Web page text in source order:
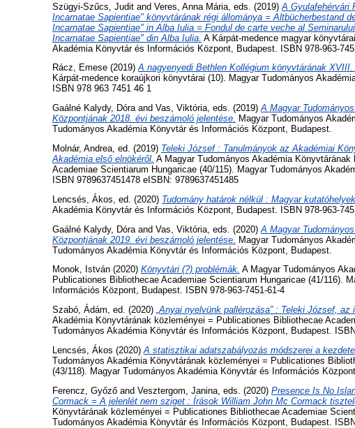
Szügyi-Szűcs, Judit and Veres, Anna Mária , eds. (2019) A Gyulafehérvári
Incarnatae Sapientiae" könyvtárának régi állománya = Altbücherbestand
Incarnatae Sapientiae" in Alba Iulia = Fondul de carte veche al
Incarnatae Sapientiae" din Alba Iulia. A Kárpát-medence magyar
Akadémia Könyvtár és Információs Központ, Budapest. ISBN 978-963-
Rácz, Emese (2019)A nagyenyedi Bethlen Kollégium könyvtárának
Kárpát-medence koraújkori könyvtárai (10). Magyar Tudományos
ISBN 978 963 7451 46 1
Gaálné Kalydy, Dóraand Vas, Viktória, eds. (2019)A Magyar
Központjának 2018. évi beszámoló jelentése. Magyar Tudományos
Tudományos Akadémia Könyvtár és Információs Központ, Budapest.
Molnár, Andrea , ed. (2019) Teleki József : Tanulmányok az Akadémiai
Akadémia első elnökéről. A Magyar Tudományos Akadémia
Academiae Scientiarum Hungaricae (40/115). Magyar Tudományos
ISBN 9789637451478 eISBN: 9789637451485
Lencsés, Ákos , ed. (2020) Tudomány határok nélkül : Magyar
Akadémia Könyvtár és Információs Központ, Budapest. ISBN 978-963-
Gaálné Kalydy, Dóra and Vas, Viktória , eds. (2020) A Magyar
Központjának 2019. évi beszámoló jelentése. Magyar Tudományos
Tudományos Akadémia Könyvtár és Információs Központ, Budapest.
Monok, István (2020) Könyvtári (?) problémák. A Magyar Tudományos
Publicationes Bibliothecae Academiae Scientiarum Hungaricae (41/116).
Információs Központ, Budapest. ISBN 978-963-7451-61-4
Szabó, Ádám, ed. (2020) „Anyai nyelvünk pallérozása” : Teleki József, az
Akadémia Könyvtárának közleményei = Publicationes Bibliothecae
Tudományos Akadémia Könyvtár és Információs Központ, Budapest.
Lencsés, Ákos (2020) A statisztikai adatszabályozás módszerei a
Tudományos Akadémia Könyvtárának közleményei = Publicationes
(43/118). Magyar Tudományos Akadémia Könyvtár és Információs
Ferencz, Győző and Vesztergom, Janina , eds. (2020) Presence Is No
Cormack = A jelenlét nem sziget : Írások William John Mc Cormack
Könyvtárának közleményei = Publicationes Bibliothecae Academiae
Tudományos Akadémia Könyvtár és Információs Központ, Budapest.